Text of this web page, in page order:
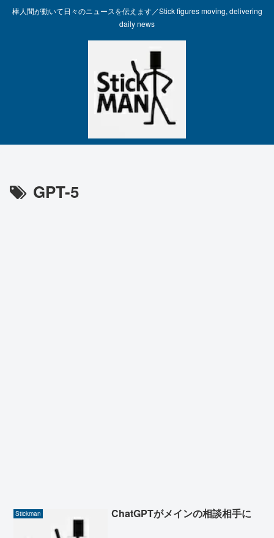
棒人間が動いて日々のニュースを伝えます／Stick figures moving, delivering
daily news
GPT-5
Stickman ChatGPTがメインの相談相手に